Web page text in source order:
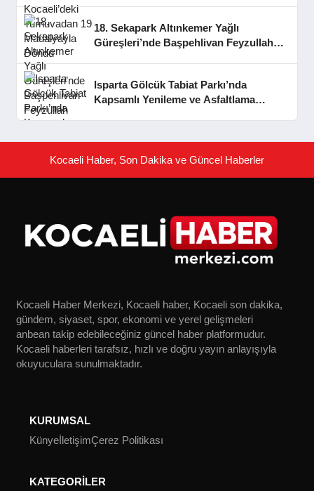
18. Sekapark Altınkemer Yağlı
Güreşleri’nde Başpehlivan Feyzullah
Isparta Gölcük Tabiat Parkı’nda
Kapsamlı Yenileme ve Asfaltlama
Kocaeli Haber, Son Dakika ve Güncel Haberler
Kocaeli Haber Merkezi, Kocaeli haber, Kocaeli son dakika,
gündem, siyaset, spor, ekonomi ve yerel gelişmeleri
anbean takip edebileceğiniz güncel haber platformudur.
Kocaeli haberleri tarafsız, hızlı ve doğru yayın anlayışıyla
okuyuculara sunulmaktadır.
KURUMSAL
KünyeİletişimÇerez Politikası
KATEGORİLER